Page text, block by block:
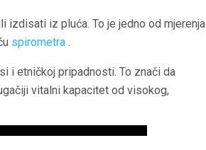
izdisati iz pluća. To je jedno od mjerenja
spirometra .
i etničkoj pripadnosti. To znači da
vitalni kapacitet od visokog,